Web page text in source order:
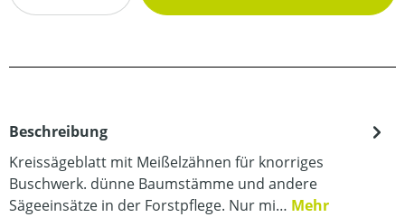
Beschreibung
Kreissägeblatt mit Meißelzähnen für knorriges
Buschwerk. dünne Baumstämme und andere
Sägeeinsätze in der Forstpflege. Nur mi… Mehr